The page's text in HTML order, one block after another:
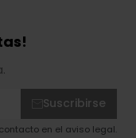
Suscribirse
en el aviso legal.